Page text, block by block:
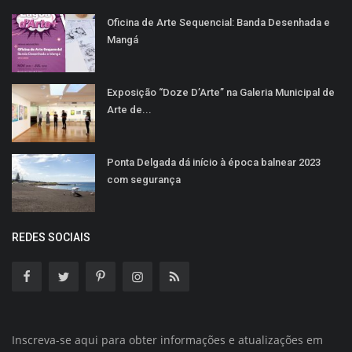
Oficina de Arte Sequencial: Banda Desenhada e
Mangá
Exposição “Doze D’Arte” na Galeria Municipal de
Arte de...
Ponta Delgada dá início à época balnear 2023
com segurança
REDES SOCIAIS
Inscreva-se aqui para obter informações e atualizações em